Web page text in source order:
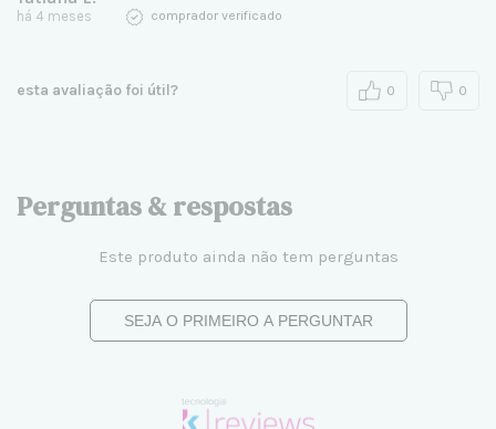
há 4 meses comprador verificado
esta avaliação foi útil? 0 0
Perguntas & respostas
Este produto ainda não tem perguntas
SEJA O PRIMEIRO A PERGUNTAR